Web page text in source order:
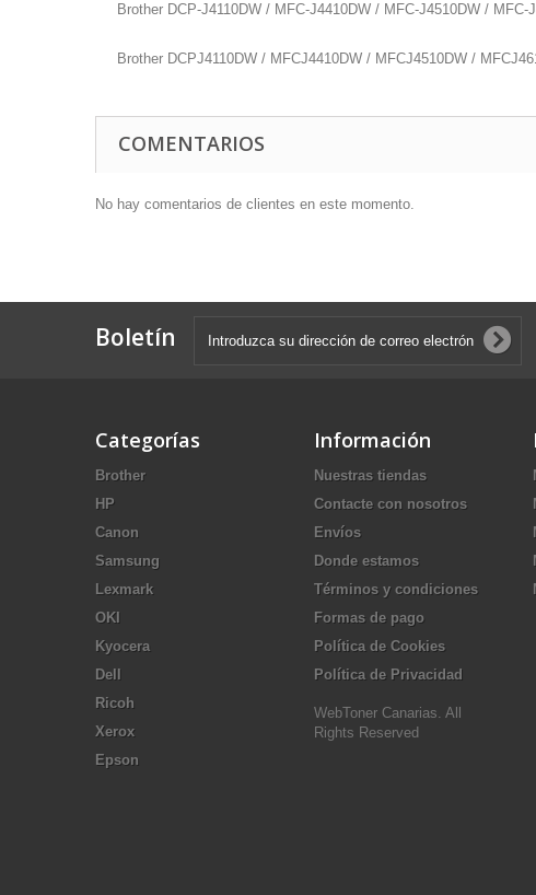
Brother DCP-J4110DW / MFC-J4410DW / MFC-J4510DW /
Brother DCPJ4110DW / MFCJ4410DW / MFCJ4510DW /
COMENTARIOS
No hay comentarios de clientes en este momento.
Boletín
Categorías
Brother
HP
Canon
Samsung
Lexmark
OKI
Kyocera
Dell
Ricoh
Xerox
Epson
Información
Nuestras tiendas
Contacte con nosotros
Envíos
Donde estamos
Términos y condiciones
Formas de pago
Política de Cookies
Política de Privacidad
WebToner Canarias. All
Rights Reserved